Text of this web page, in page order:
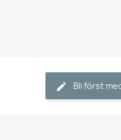
Bli först